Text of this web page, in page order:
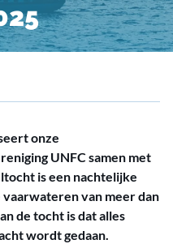
onze
UNFC samen met
is een nachtelijke
van meer dan
de tocht is dat alles
wordt gedaan.